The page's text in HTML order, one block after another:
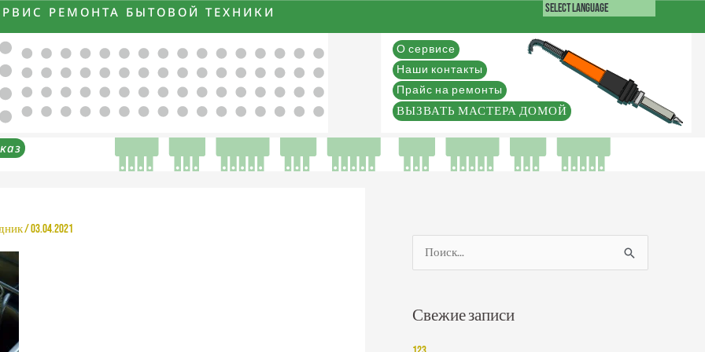
РЕМОНТА БЫТОВОЙ ТЕХНИКИ
О сервисе
Наши контакты
Прайс на ремонты
ВЫЗВАТЬ МАСТЕРА ДОМОЙ
/03.04.2021
Свежие записи